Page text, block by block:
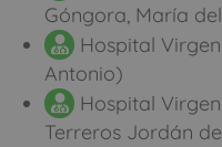
Góngora, María
Hospital
Antonio)
Hospital
Terreros Jordán